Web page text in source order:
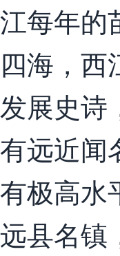
江每年的
四海，西
发展史诗
有远近闻
有极高水
远县名镇